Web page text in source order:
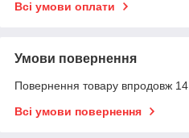
Всі умови оплати
Умови повернення
Повернення товару впродовж 14
Всі умови повернення